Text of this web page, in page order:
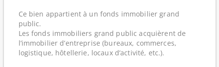
Ce bien appartient à un fonds immobilier grand
public.
Les fonds immobiliers grand public acquièrent de
l’immobilier d’entreprise (bureaux, commerces,
logistique, hôtellerie, locaux d’activité, etc.).